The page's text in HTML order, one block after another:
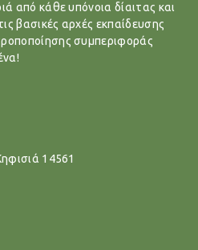
από κάθε υπόνοια δίαιτας και
βασικές αρχές εκπαίδευσης
συμπεριφοράς
14561